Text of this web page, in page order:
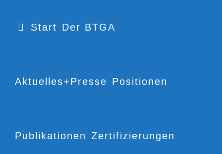
Start Der BTGA
Aktuelles+Presse Positionen
Publikationen Zertifizierungen